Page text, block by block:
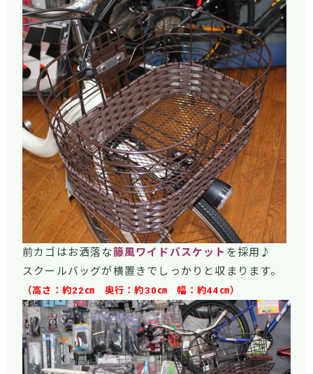
前カゴはお洒落な籐風ワイドバスケット を採用♪
スクールバッグが横置きでしっかりと収まります。
（高さ：約22㎝ 奥行：約30㎝ 幅：約44㎝）